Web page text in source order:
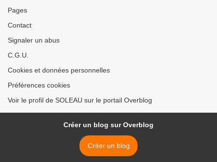
Pages
Contact
Signaler un abus
C.G.U.
Cookies et données personnelles
Préférences cookies
Voir le profil de SOLEAU sur le portail Overblog
Créer un blog sur Overblog
Créer un blog